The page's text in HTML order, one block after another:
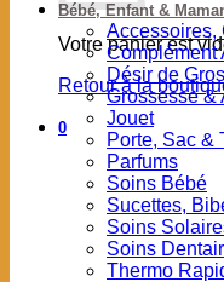
Votre panier est
Retour à la
0
Bébé, Enfant &
Accessoires,
Complément
Désir de
Grossesse &
Jouet
Porte, Sac &
Parfums
Soins Bébé
Sucettes,
Soins
Soins
Thermo